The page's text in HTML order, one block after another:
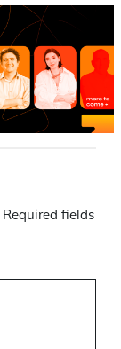
Required fields